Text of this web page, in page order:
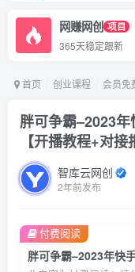
网赚网创 项目
365天稳定跟新
首页 创业课程 会员免
胖可争霸–2023
【开播教程+对接
智库云网创
2年前发布
付费阅读